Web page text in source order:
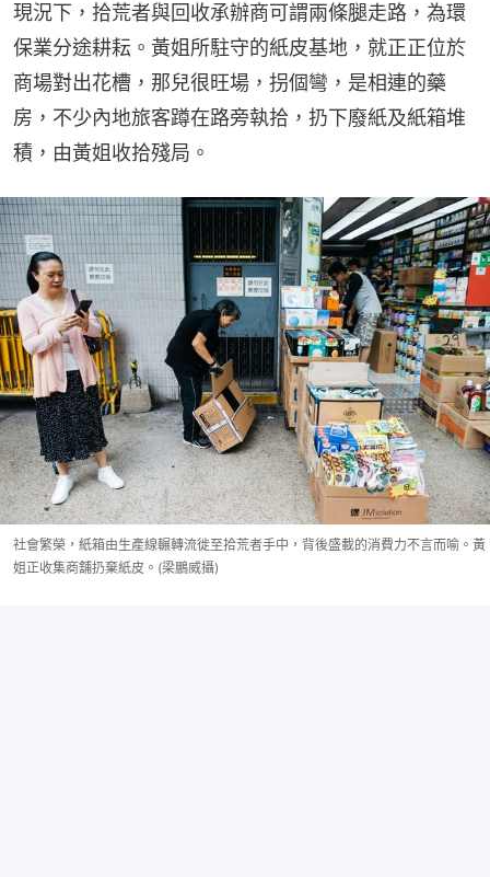
現況下，拾荒者與回收承辦商可謂兩條腿走路，為環
保業分途耕耘。黃姐所駐守的紙皮基地，就正正位於
商場對出花槽，那兒很旺場，拐個彎，是相連的藥
房，不少內地旅客蹲在路旁執拾，扔下廢紙及紙箱堆
積，由黃姐收拾殘局。
社會繁榮，紙箱由生產線輾轉流徙至拾荒者手中，背後盛載的消費力不言而喻。黃
姐正收集商舖扔棄紙皮。(梁鵬威攝)